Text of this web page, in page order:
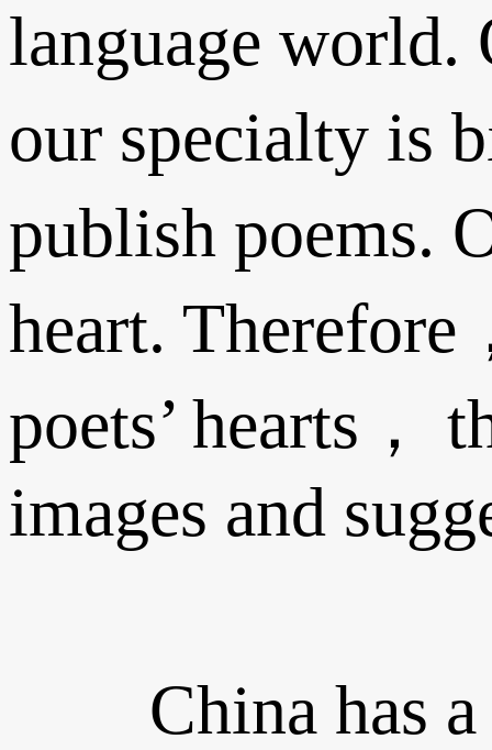
language
our specialty is
publish poems.
heart. Therefore
poets’ hearts，
images and
China has a